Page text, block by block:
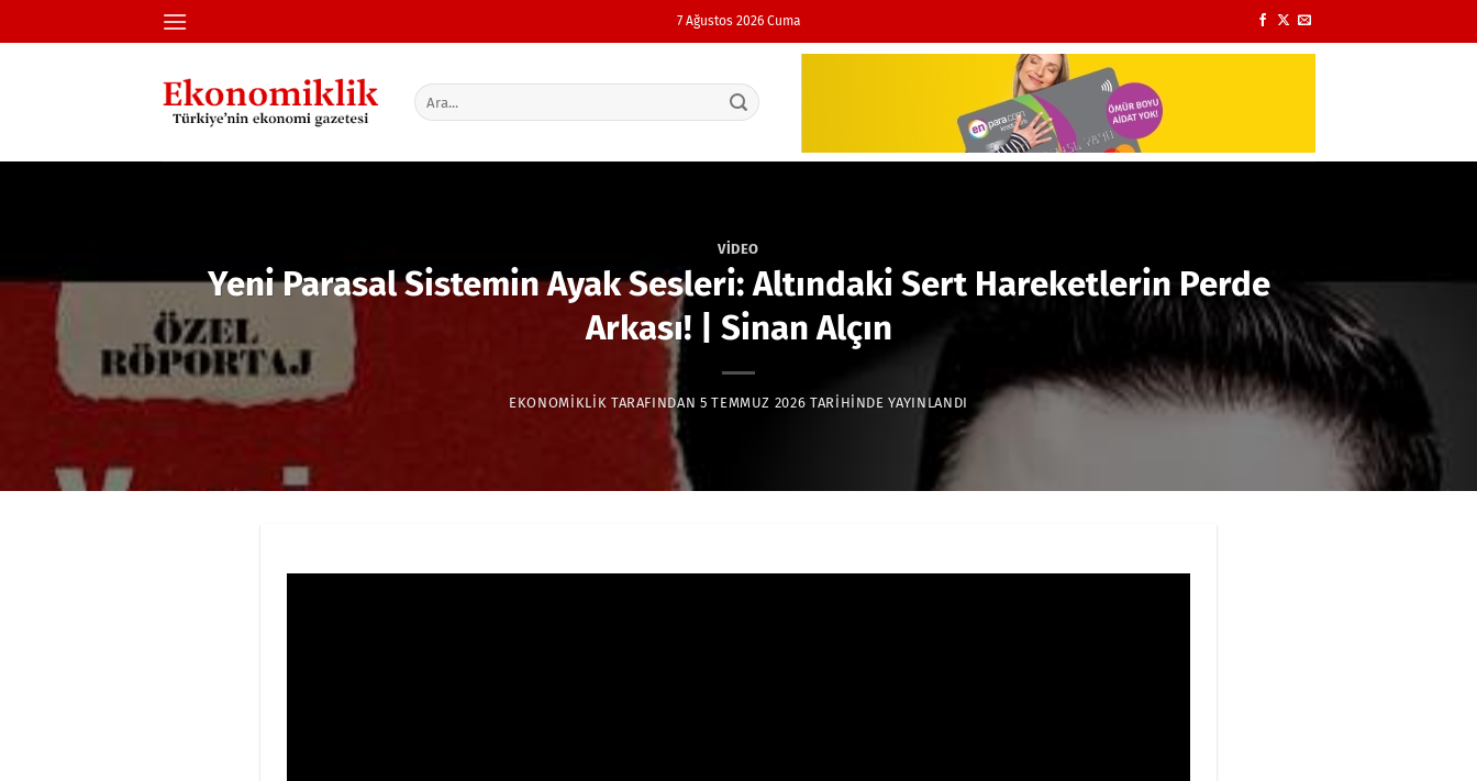
atla
7 Ağustos 2026 Cuma
VIDEO
Yeni Parasal Sistemin Ayak Sesleri: Altındaki Sert Hareketlerin Perde
Arkası! | Sinan Alçın
EKONOMIKLIK TARAFINDAN 5 TEMMUZ 2026 TARIHINDE YAYINLANDI